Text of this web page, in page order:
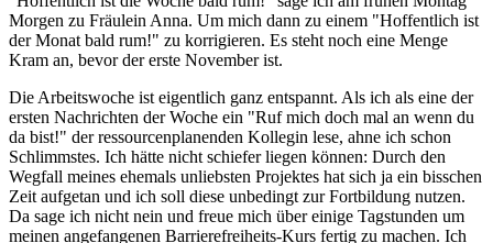
Morgen zu Fräulein Anna. Um mich dann zu einem "Hoffentlich ist
der Monat bald rum!" zu korrigieren. Es steht noch eine Menge
Kram an, bevor der erste November ist.
Die Arbeitswoche ist eigentlich ganz entspannt. Als ich als eine der
ersten Nachrichten der Woche ein "Ruf mich doch mal an wenn du
da bist!" der ressourcenplanenden Kollegin lese, ahne ich schon
Schlimmstes. Ich hätte nicht schiefer liegen können: Durch den
Wegfall meines ehemals unliebsten Projektes hat sich ja ein bisschen
Zeit aufgetan und ich soll diese unbedingt zur Fortbildung nutzen.
Da sage ich nicht nein und freue mich über einige Tagstunden um
meinen angefangenen Barrierefreiheits-Kurs fertig zu machen. Ich